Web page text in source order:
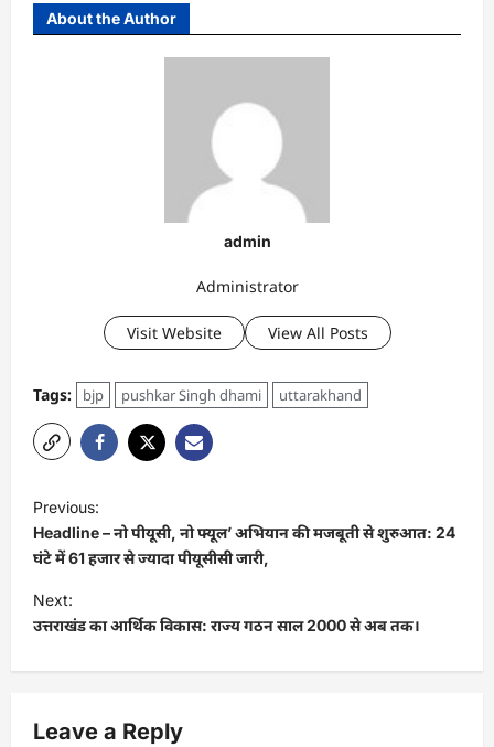
About the Author
admin
Administrator
Visit Website View All Posts
Tags: bjp pushkar Singh dhami uttarakhand
Previous:
Headline – नो पीयूसी, नो फ्यूल’ अभियान की मजबूती से शुरुआत: 24
घंटे में 61 हजार से ज्यादा पीयूसीसी जारी,
Next:
उत्तराखंड का आर्थिक विकास: राज्य गठन साल 2000 से अब तक।
Leave a Reply